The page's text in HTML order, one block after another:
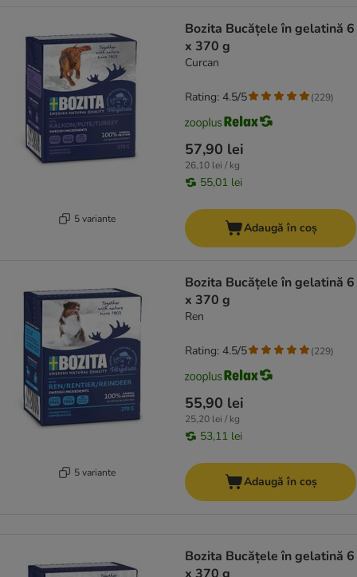
5 variante
Bozita Bucățele în gelatină 6
x 370 g
Curcan
57,90 lei
26,10 lei / kg
55,01 lei
Rating: 4.5/5 (229)
Adaugă în coș
5 variante
Bozita Bucățele în gelatină 6
x 370 g
Ren
55,90 lei
25,20 lei / kg
53,11 lei
Rating: 4.5/5 (229)
Adaugă în coș
Bozita Bucățele în gelatină 6